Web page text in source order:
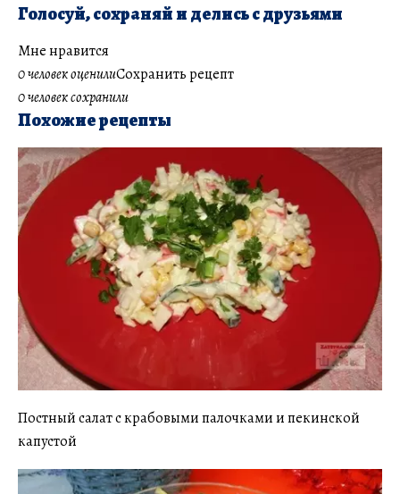
Голосуй, сохраняй и делись с друзьями
Мне нравится
0 человек оценилиСохранить рецепт
0 человек сохранили
Похожие рецепты
Постный салат с крабовыми палочками и пекинской
капустой